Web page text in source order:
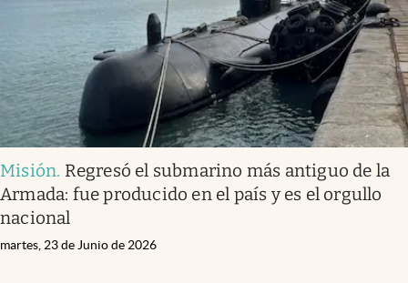
Misión. Regresó el submarino más antiguo de la
Armada: fue producido en el país y es el orgullo
nacional
martes, 23 de Junio de 2026